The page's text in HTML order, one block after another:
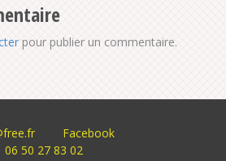
pour publier un commentaire.
Facebook
06 50 27 83 02